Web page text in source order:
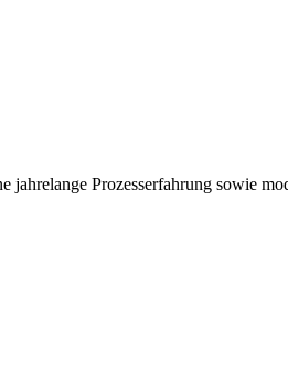
Prozesserfahrung sowie